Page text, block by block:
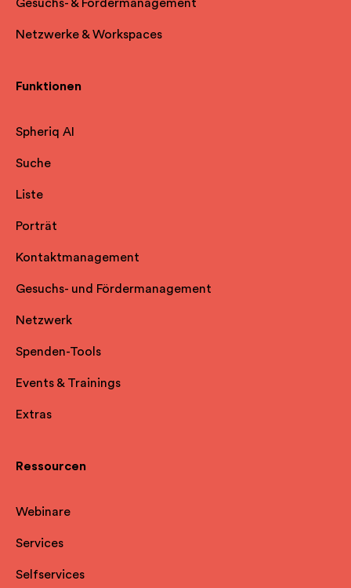
Gesuchs- & Fördermanagement
Netzwerke & Workspaces
Funktionen
Spheriq AI
Suche
Liste
Porträt
Kontaktmanagement
Gesuchs- und Fördermanagement
Netzwerk
Spenden-Tools
Events & Trainings
Extras
Ressourcen
Webinare
Services
Selfservices